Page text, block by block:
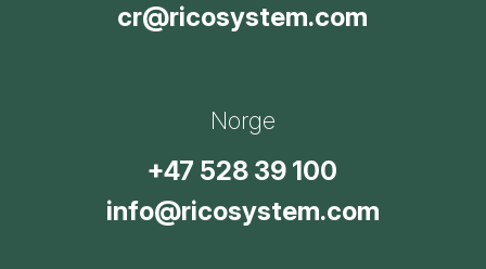
cr@ricosystem.com
Norge
+47 528 39 100
info@ricosystem.com